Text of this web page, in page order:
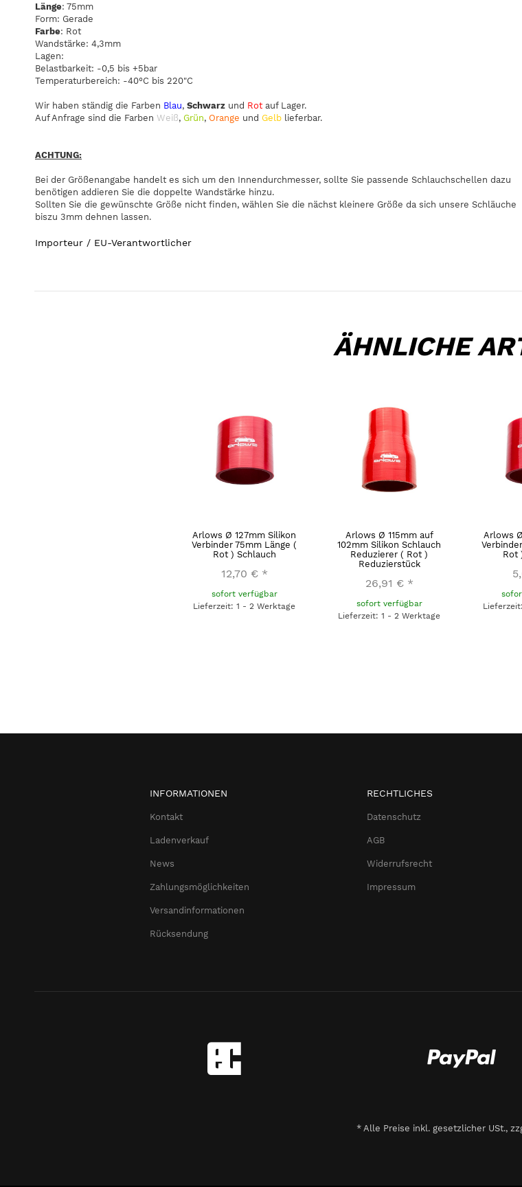
Länge: 75mm
Form: Gerade
Farbe: Rot
Wandstärke: 4,3mm
Lagen:
Belastbarkeit: -0,5 bis +5bar
Temperaturbereich: -40°C bis 220"C
Wir haben ständig die Farben Blau, Schwarz und Rot auf Lager.
Auf Anfrage sind die Farben Weiß, Grün, Orange und Gelb lieferbar.
ACHTUNG:
Bei der Größenangabe handelt es sich um den Innendurchmesser, sollte Sie passende Schlauchschellen dazu
benötigen addieren Sie die doppelte Wandstärke hinzu.
Sollten Sie die gewünschte Größe nicht finden, wählen Sie die nächst kleinere Größe da sich unsere Schläuche
biszu 3mm dehnen lassen.
Importeur / EU-Verantwortlicher
ÄHNLICHE
Arlows Ø 127mm Silikon
Verbinder 75mm Länge (
Rot ) Schlauch
12,70 € *
sofort verfügbar
Lieferzeit: 1 - 2 Werktage
Arlows Ø 115mm auf
102mm Silikon Schlauch
Reduzierer ( Rot )
Reduzierstück
26,91 € *
sofort verfügbar
Lieferzeit: 1 - 2 Werktage
Arlows
Rot
INFORMATIONEN
Kontakt
Ladenverkauf
News
Zahlungsmöglichkeiten
Versandinformationen
Rücksendung
RECHTLICHES
Datenschutz
AGB
Widerrufsrecht
Impressum
* Alle Preise inkl. gesetzlicher USt.,